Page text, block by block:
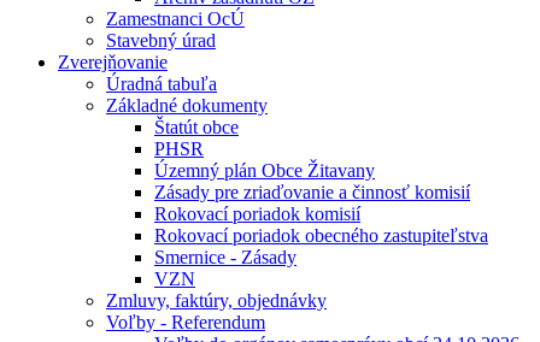
Zamestnanci OcÚ
Stavebný úrad
Zverejňovanie
Úradná tabuľa
Základné dokumenty
Štatút obce
PHSR
Územný plán Obce Žitavany
Zásady pre zriaďovanie a činnosť komisií
Rokovací poriadok komisií
Rokovací poriadok obecného zastupiteľstva
Smernice - Zásady
VZN
Zmluvy, faktúry, objednávky
Voľby - Referendum